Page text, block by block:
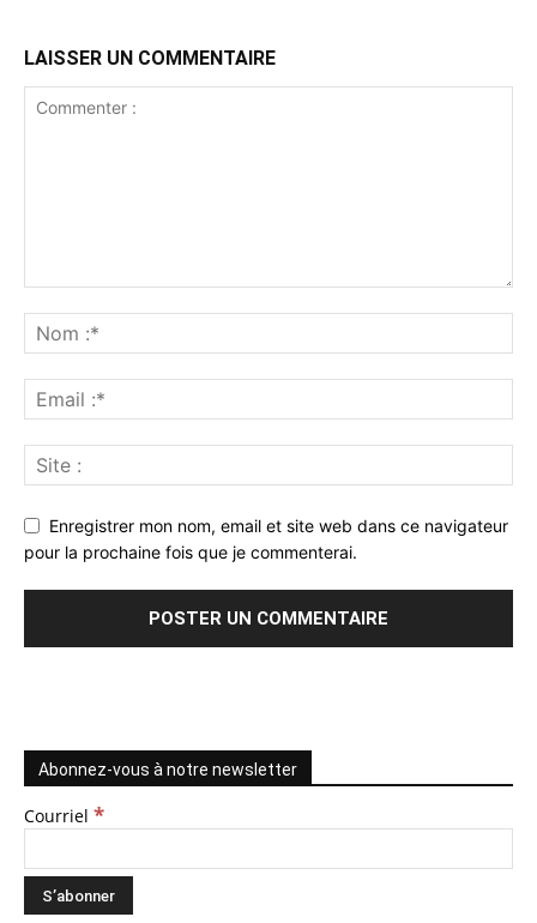
LAISSER UN COMMENTAIRE
Enregistrer mon nom, email et site web dans ce navigateur
pour la prochaine fois que je commenterai.
Abonnez-vous à notre newsletter
Courriel *